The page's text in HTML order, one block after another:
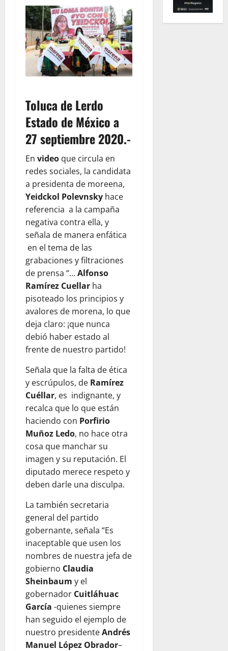
Toluca de Lerdo
Estado de México a
27 septiembre 2020.-
En video que circula en
redes sociales, la candidata
a presidenta de moreena,
Yeidckol Polevnsky hace
referencia a la campaña
negativa contra ella, y
señala de manera enfática
en el tema de las
grabaciones y filtraciones
de prensa “…Alfonso
Ramírez Cuellar ha
pisoteado los principios y
avalores de morena, lo que
deja claro: ¡que nunca
debió haber estado al
frente de nuestro partido!
Señala que la falta de ética
y escrúpulos, de Ramírez
Cuéllar, es indignante, y
recalca que lo que están
haciendo con Porfirio
Muñoz Ledo, no hace otra
cosa que manchar su
imagen y su reputación. El
diputado merece respeto y
deben darle una disculpa.
La también secretaria
general del partido
gobernante, señala “Es
inaceptable que usen los
nombres de nuestra jefa de
gobierno Claudia
Sheinbaum y el
gobernador Cuitláhuac
García -quienes siempre
han seguido el ejemplo de
nuestro presidenteAndrés
Manuel López Obrador–